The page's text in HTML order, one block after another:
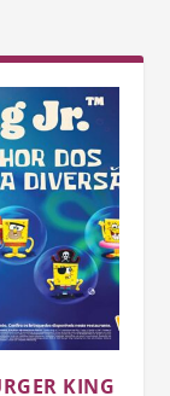
KING